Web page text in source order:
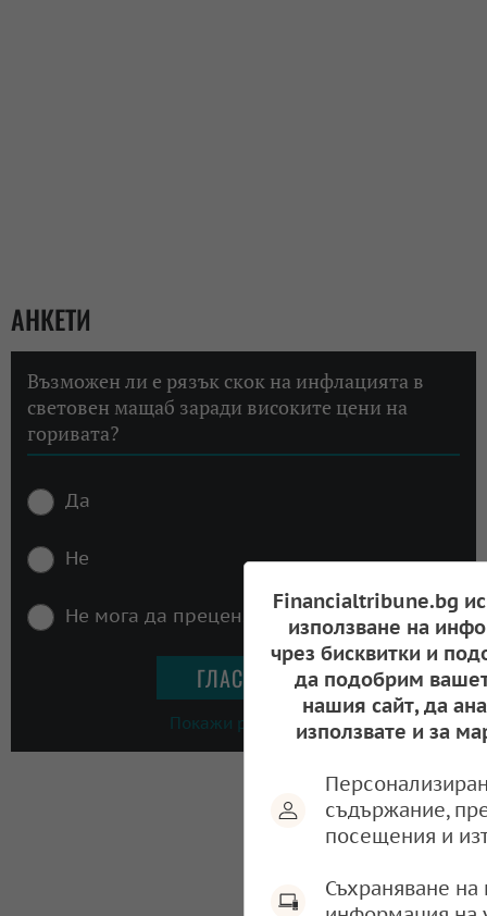
АНКЕТИ
Възможен ли е рязък скок на инфлацията в
световен мащаб заради високите цени на
горивата?
Да
Не
Не мога да преценя
Покажи резултати
Financialtribune.bg
използване на
чрез бисквитки и
да подобрим
нашия сайт, да
използвате и за
съдържание,
посещения и
Съхраняване